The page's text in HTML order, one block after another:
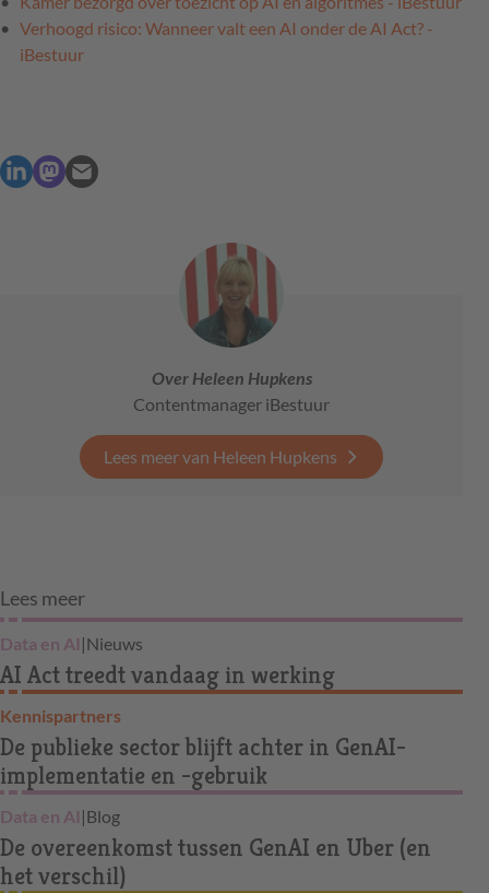
Verhoogd risico: Wanneer valt een AI onder de AI Act? -
iBestuur
Over Heleen Hupkens
Contentmanager iBestuur
Lees meer van Heleen Hupkens
Lees meer
Data en AI |Nieuws
AI Act treedt vandaag in werking
Kennispartners
De publieke sector blijft achter in GenAI-
implementatie en -gebruik
Data en AI |Blog
De overeenkomst tussen GenAI en Uber (en
het verschil)